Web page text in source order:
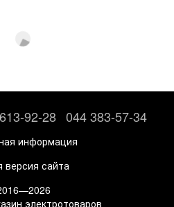
92-28 044 383-57-34
информация
версия сайта
электротоваров